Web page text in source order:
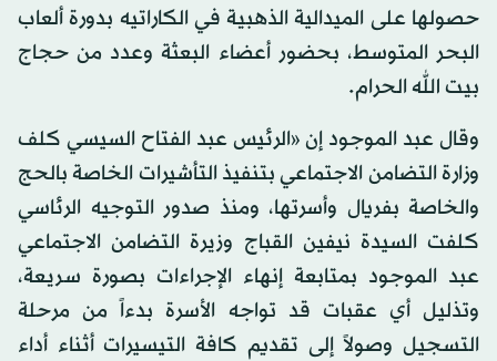
حصولها على الميدالية الذهبية في الكاراتيه بدورة ألعاب
البحر المتوسط، بحضور أعضاء البعثة وعدد من حجاج
بيت الله الحرام.
وقال عبد الموجود إن «الرئيس عبد الفتاح السيسي كلف
وزارة التضامن الاجتماعي بتنفيذ التأشيرات الخاصة بالحج
والخاصة بفريال وأسرتها، ومنذ صدور التوجيه الرئاسي
كلفت السيدة نيفين القباج وزيرة التضامن الاجتماعي
عبد الموجود بمتابعة إنهاء الإجراءات بصورة سريعة،
وتذليل أي عقبات قد تواجه الأسرة بدءاً من مرحلة
التسجيل وصولاً إلى تقديم كافة التيسيرات أثناء أداء